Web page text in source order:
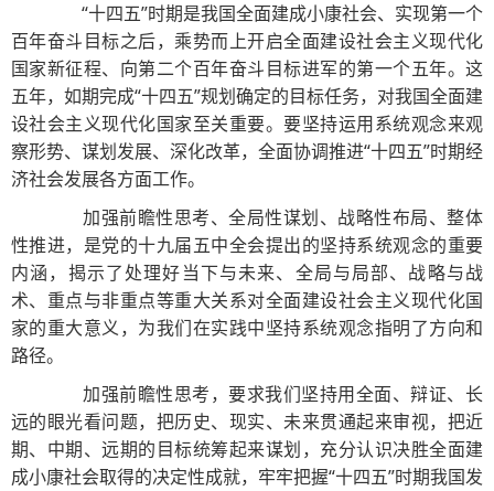
“十四五”时期是我国全面建成小康社会、实现第一个
百年奋斗目标之后，乘势而上开启全面建设社会主义现代化
国家新征程、向第二个百年奋斗目标进军的第一个五年。这
五年，如期完成“十四五”规划确定的目标任务，对我国全面建
设社会主义现代化国家至关重要。要坚持运用系统观念来观
察形势、谋划发展、深化改革，全面协调推进“十四五”时期经
济社会发展各方面工作。
加强前瞻性思考、全局性谋划、战略性布局、整体
性推进，是党的十九届五中全会提出的坚持系统观念的重要
内涵，揭示了处理好当下与未来、全局与局部、战略与战
术、重点与非重点等重大关系对全面建设社会主义现代化国
家的重大意义，为我们在实践中坚持系统观念指明了方向和
路径。
加强前瞻性思考，要求我们坚持用全面、辩证、长
远的眼光看问题，把历史、现实、未来贯通起来审视，把近
期、中期、远期的目标统筹起来谋划，充分认识决胜全面建
成小康社会取得的决定性成就，牢牢把握“十四五”时期我国发